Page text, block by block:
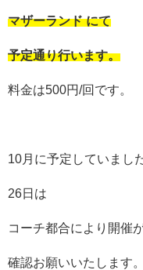
マザーランド にて
予定通り行います。
料金は500円/回です。
10月に予定していまし
26日は
コーチ都合により開催
確認お願いいたします。